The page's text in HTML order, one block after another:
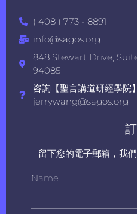
( 408 ) 773 - 8891
info@sagos.org
848 Stewart Drive,
94085
咨詢【聖言講道研經學院
jerrywang@sagos.org
留下您的電子郵箱，我
Name